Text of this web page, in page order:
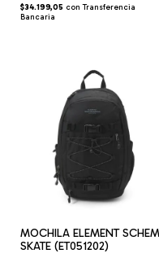
$34.199,05 con Transferencia
Bancaria
MOCHILA ELEMENT
SKATE (ET051202)